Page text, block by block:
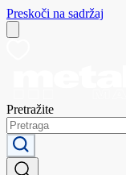
Preskoči na sadržaj
Pretražite